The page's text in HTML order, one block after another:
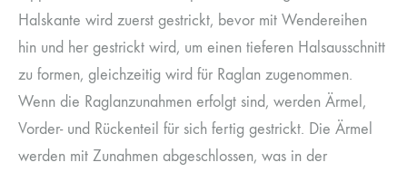
Halskante wird zuerst gestrickt, bevor mit Wendereihen
hin und her gestrickt wird, um einen tieferen Halsausschnitt
zu formen, gleichzeitig wird für Raglan zugenommen.
Wenn die Raglanzunahmen erfolgt sind, werden Ärmel,
Vorder- und Rückenteil für sich fertig gestrickt. Die Ärmel
werden mit Zunahmen abgeschlossen, was in der